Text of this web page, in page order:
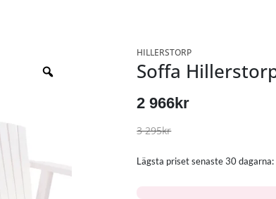
HILLERSTORP
Soffa
3 295kr
2 966kr
Lägsta priset senaste 30 dagarna: